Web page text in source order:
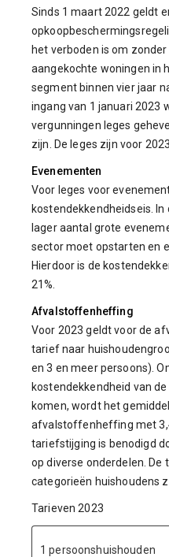
Sinds 1 maart 2022 geldt
het verboden is om
aangekochte woningen in
segment binnen vier jaar
ingang van 1 januari 2023
vergunningen leges
zijn. De leges zijn voor
Evenementen
Voor leges voor
kostendekkendheidseis.
lager aantal grote
sector moet opstarten en
Hierdoor is de
21%.
Afvalstoffenheffing
Voor 2023 geldt voor de
tarief naar
en 3 en meer persoons).
kostendekkendheid van
komen, wordt het
afvalstoffenheffing met
tariefstijging is benodigd
op diverse onderdelen. De
categorieën huishoudens
Tarieven 2023
1 persoonshuishouden